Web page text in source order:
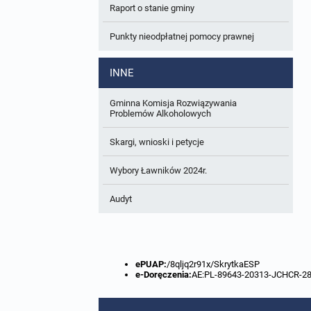
W trakcie opracowania
Zbiory danych przestrzennych
Analizy zmian w zagospodarowaniu
Raport o stanie gminy
Punkty nieodpłatnej pomocy prawnej
INNE
Gminna Komisja Rozwiązywania
Problemów Alkoholowych
Skargi, wnioski i petycje
Wybory Ławników 2024r.
Audyt
ePUAP:/8qljq2r91x/SkrytkaESP
e-Doręczenia:AE:PL-89643-20313-JCHCR-28